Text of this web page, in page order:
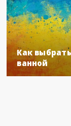
Как
ванной